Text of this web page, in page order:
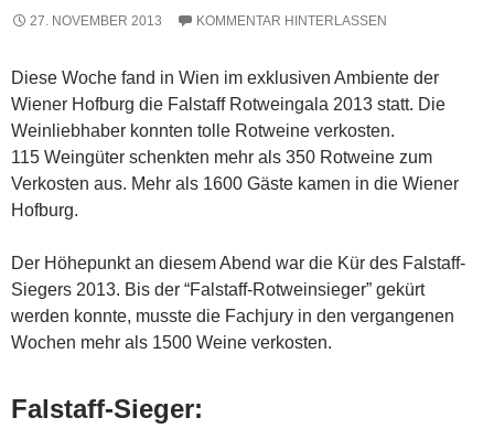
27. NOVEMBER 2013 KOMMENTAR HINTERLASSEN
Diese Woche fand in Wien im exklusiven Ambiente der
Wiener Hofburg die Falstaff Rotweingala 2013 statt. Die
Weinliebhaber konnten tolle Rotweine verkosten.
115 Weingüter schenkten mehr als 350 Rotweine zum
Verkosten aus. Mehr als 1600 Gäste kamen in die Wiener
Hofburg.
Der Höhepunkt an diesem Abend war die Kür des Falstaff-
Siegers 2013. Bis der “Falstaff-Rotweinsieger” gekürt
werden konnte, musste die Fachjury in den vergangenen
Wochen mehr als 1500 Weine verkosten.
Falstaff-Sieger: